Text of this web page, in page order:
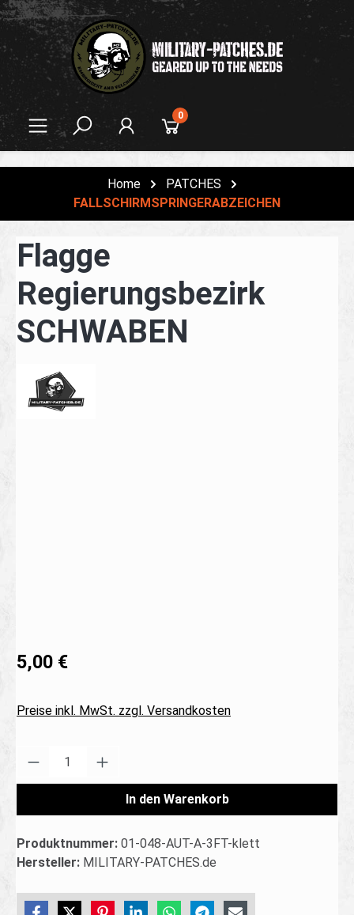
springen
0
Home
PATCHES
FALLSCHIRMSPRINGERABZEICHEN
Flagge
Regierungsbezirk
SCHWABEN
5,00 €
Preise inkl. MwSt. zzgl. Versandkosten
Produkt Anzahl: Gib den gewünschten
In den Warenkorb
Produktnummer: 01-048-AUT-A-3FT-klett
Hersteller: MILITARY-PATCHES.de